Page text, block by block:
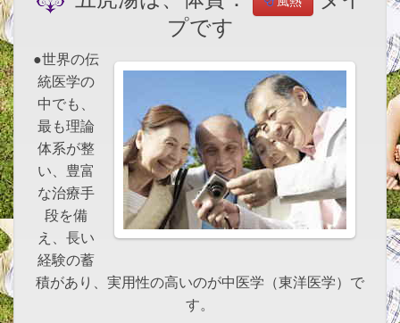
プです
●世界の伝
統医学の
中でも、
最も理論
体系が整
い、豊富
な治療手
段を備
え、長い
経験の蓄
積があり、実用性の高いのが中医学（東洋医学）で
す。